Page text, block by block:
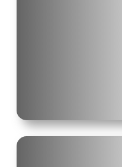
обладает уникальными
успеху вашего бизнеса. Мы
разнообразные модели, которые
максимально эффективно
вам с выбором подходящих